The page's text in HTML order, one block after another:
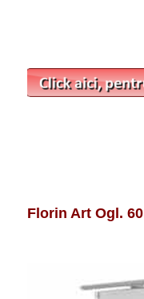
Florin Art Ogl. 60